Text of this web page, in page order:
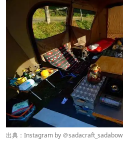
出典：Instagram by ＠sadacraft_sadabow